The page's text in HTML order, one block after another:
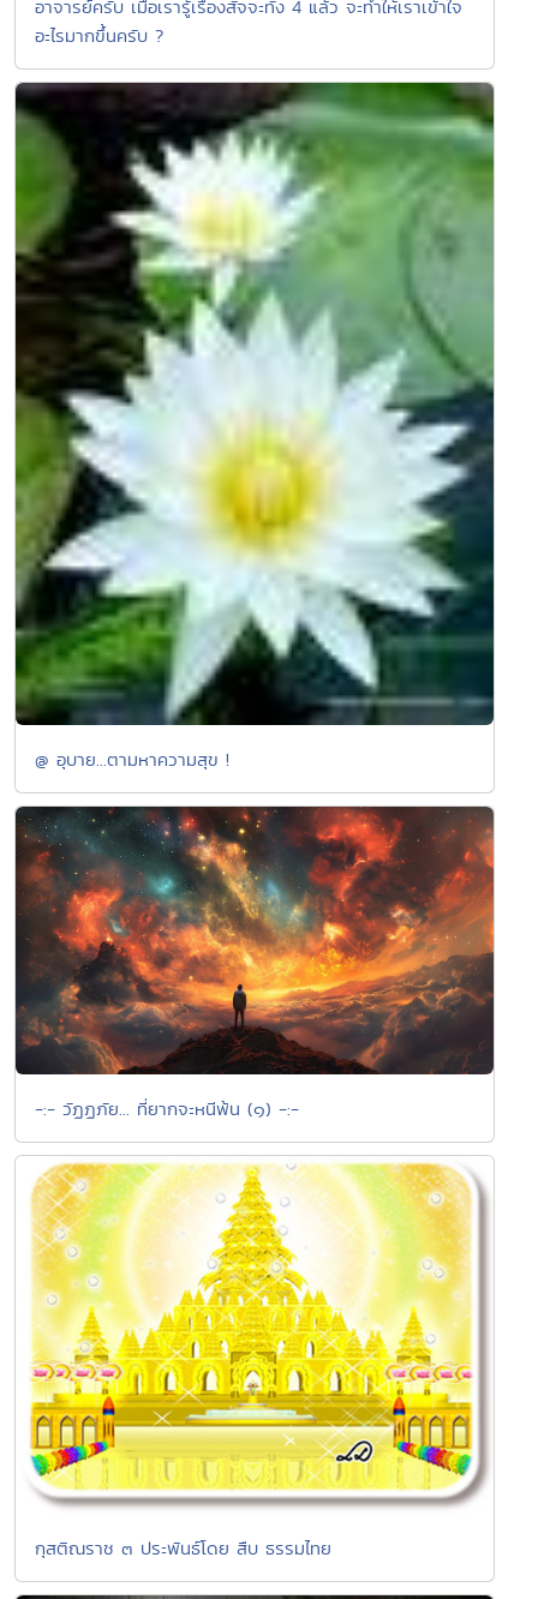
อาจารย์ครับ เมื่อเรารู้เรื่องสัจจะทั้ง 4 แล้ว จะทำให้เราเข้าใจ
อะไรมากขึ้นครับ ?
@ อุบาย...ตามหาความสุข !
-:- วัฏฏภัย... ที่ยากจะหนีพ้น (๑) -:-
กุสติณราช ๓ ประพันธ์โดย สืบ ธรรมไทย